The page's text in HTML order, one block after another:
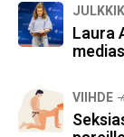
Laura
VIIHDE